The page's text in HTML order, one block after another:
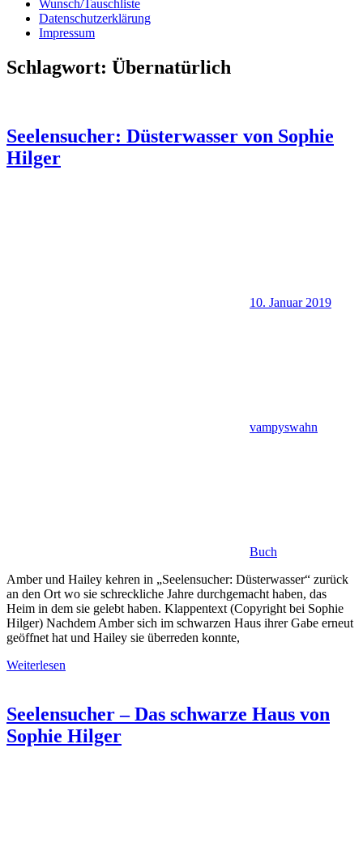
Wunsch/Tauschliste
Datenschutzerklärung
Impressum
Schlagwort: Übernatürlich
Seelensucher: Düsterwasser von Sophie
Hilger
10. Januar 2019
vampyswahn
Buch
Amber und Hailey kehren in „Seelensucher: Düsterwasser“ zurück
an den Ort wo sie schreckliche Jahre durchgemacht haben, das
Heim in dem sie gelebt haben. Klappentext (Copyright bei Sophie
Hilger) Nachdem Amber sich im schwarzen Haus ihrer Gabe erneut
geöffnet hat und Hailey sie überreden konnte,
Weiterlesen
Seelensucher – Das schwarze Haus von
Sophie Hilger